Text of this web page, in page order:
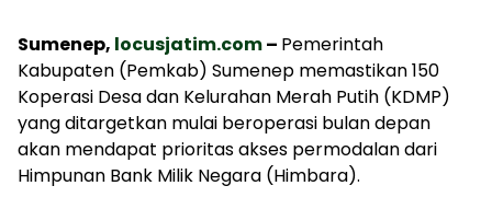
Sumenep, locusjatim.com– Pemerintah
Kabupaten (Pemkab) Sumenep memastikan 150
Koperasi Desa dan Kelurahan Merah Putih (KDMP)
yang ditargetkan mulai beroperasi bulan depan
akan mendapat prioritas akses permodalan dari
Himpunan Bank Milik Negara (Himbara).